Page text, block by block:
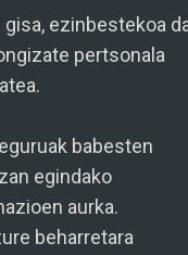
ezinbestekoa
pertsonala
babesten
egindako
aurka.
beharretara